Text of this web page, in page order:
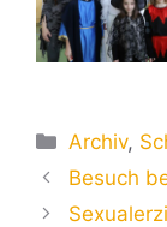
Archiv,
Besuch